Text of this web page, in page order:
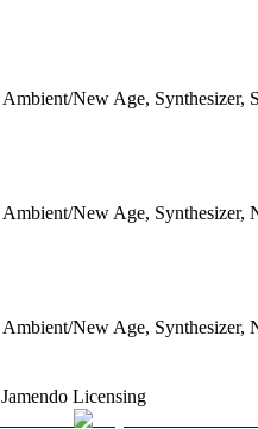
Ambient/New Age, Synthesizer,
Ambient/New Age, Synthesizer,
Ambient/New Age, Synthesizer,
Jamendo Licensing